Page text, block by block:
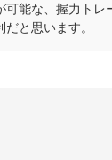
可能な、握力ト
と思います。